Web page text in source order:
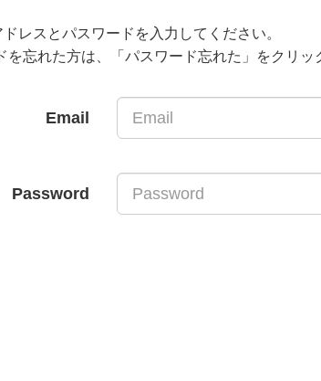
レスとパスワードを入力してください。
を忘れた方は、「パスワード忘れた」をクリッ
Email
Password